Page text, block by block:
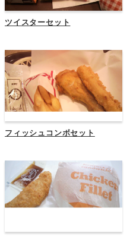
ツイスターセット
フィッシュコンボセット